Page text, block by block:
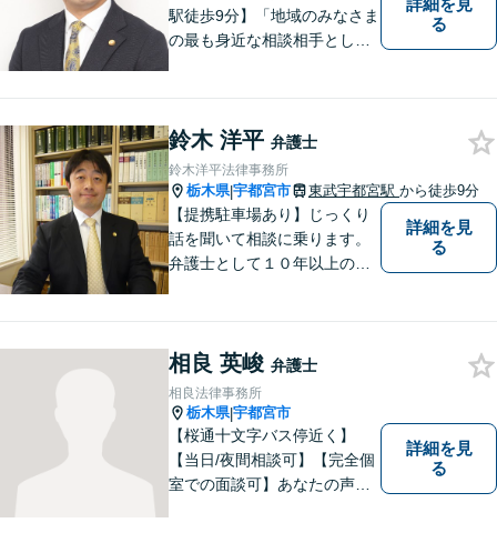
駅徒歩9分】「地域のみなさま
の最も身近な相談相手として
通事故／遺産相続／借金問題
／企業法務／離婚問題などさ
まざまな分野に力を入れてお
ります。
詳細を見
る
鈴木 洋平 弁護士
鈴木洋平法律事務所
栃木県|宇都宮市 東武宇都宮駅 から徒歩9分
【提携駐車場あり】じっくり
話を聞いて相談に乗ります。
弁護士として１０年以上の経
詳細を見
る
相良 英峻 弁護士
相良法律事務所
栃木県|宇都宮市
【桜通十文字バス停近く】
【当日/夜間相談可】【完全個
室での面談可】あなたの声を
詳細を見
る